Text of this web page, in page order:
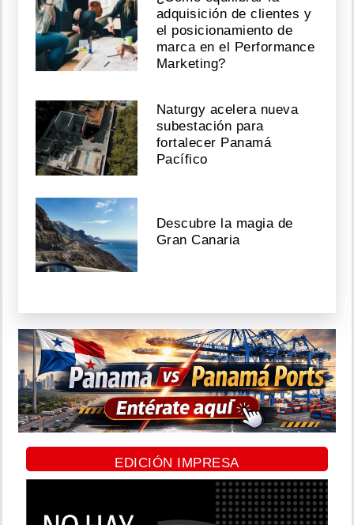
adquisición de clientes y
el posicionamiento de
marca en el Performance
Marketing?
Naturgy acelera nueva
subestación para
fortalecer Panamá
Pacífico
Descubre la magia de
Gran Canaria
EDICIÓN IMPRESA